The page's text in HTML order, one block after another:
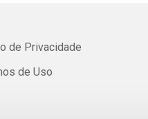
de Privacidade
de Uso